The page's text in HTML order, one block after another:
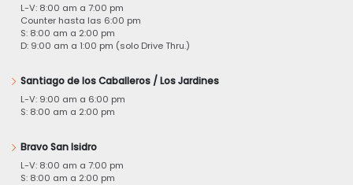
L-V: 8:00 am a 7:00 pm
Counter hasta las 6:00 pm
S: 8:00 am a 2:00 pm
D: 9:00 am a 1:00 pm (solo Drive Thru.)
Santiago de los Caballeros / Los Jardines
L-V: 9:00 am a 6:00 pm
S: 8:00 am a 2:00 pm
Bravo San Isidro
L-V: 8:00 am a 7:00 pm
S: 8:00 am a 2:00 pm